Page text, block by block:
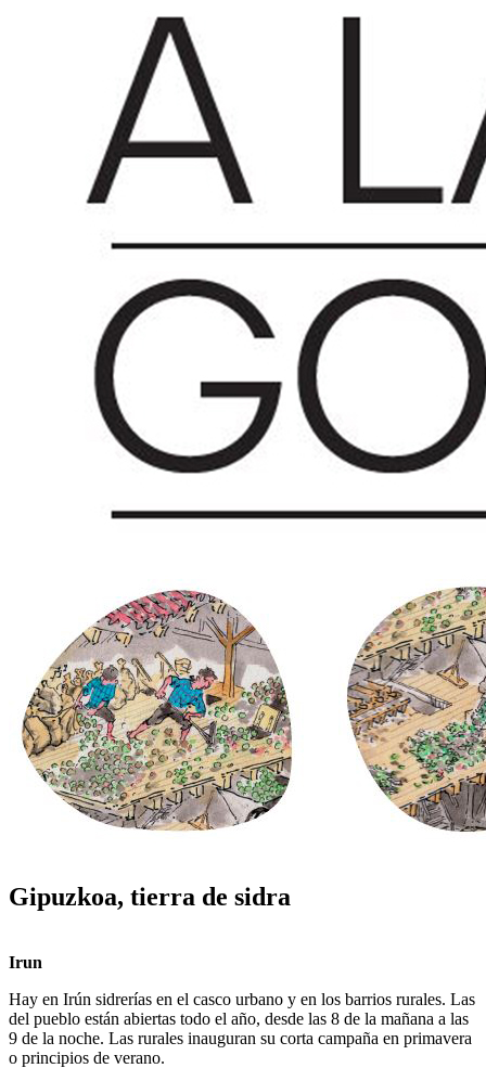
Gipuzkoa, tierra de sidra
Irun
Hay en Irún sidrerías en el casco urbano y en los barrios rurales. Las
del pueblo están abiertas todo el año, desde las 8 de la mañana a las
9 de la noche. Las rurales inauguran su corta campaña en primavera
o principios de verano.